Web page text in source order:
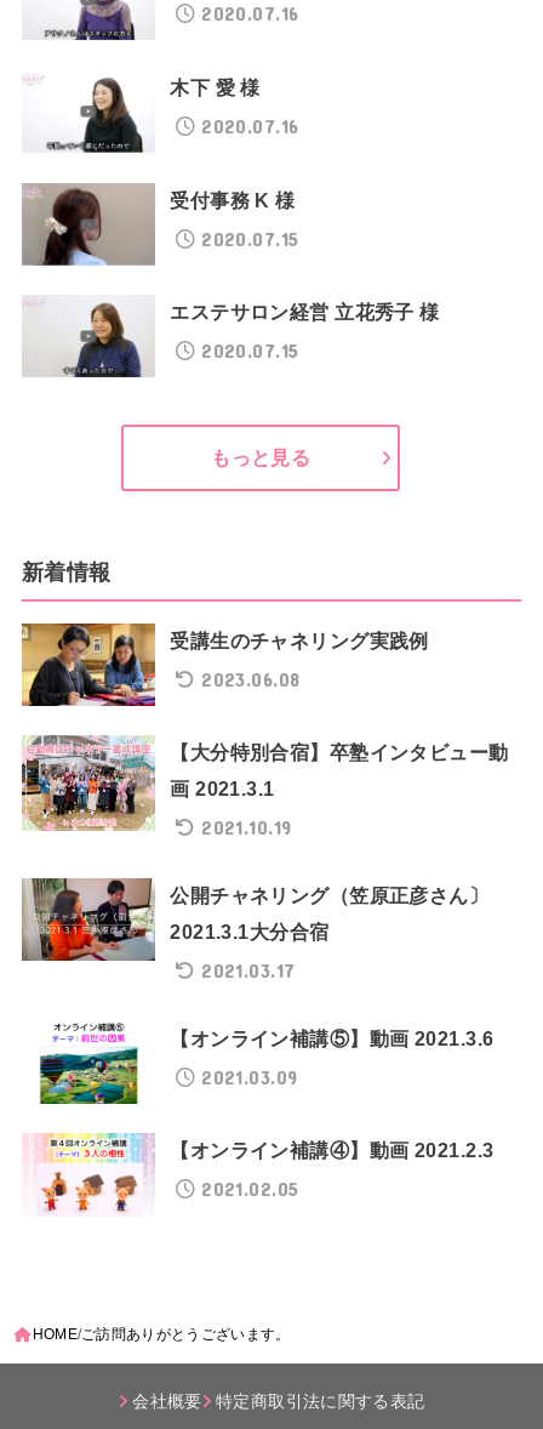
2020.07.16
木下 愛 様
2020.07.16
受付事務 K 様
2020.07.15
エステサロン経営 立花秀子 様
2020.07.15
もっと見る
新着情報
受講生のチャネリング実践例
2023.06.08
【大分特別合宿】卒塾インタビュー動
画 2021.3.1
2021.10.19
公開チャネリング（笠原正彦さん〕
2021.3.1大分合宿
2021.03.17
【オンライン補講⑤】動画 2021.3.6
2021.03.09
【オンライン補講④】動画 2021.2.3
2021.02.05
HOME ご訪問ありがとうございます。
会社概要 特定商取引法に関する表記